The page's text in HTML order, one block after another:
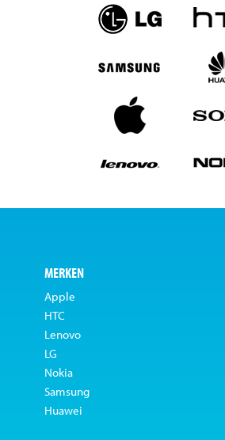
MERKEN
Apple
HTC
Lenovo
LG
Nokia
Samsung
Huawei